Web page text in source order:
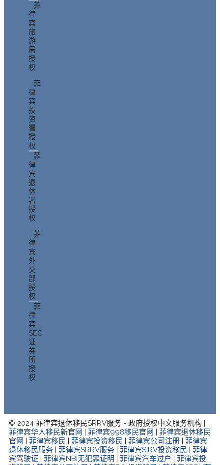
菲
律
宾
旅
游
局
授
权
菲
律
宾
投
资
署
授
权
菲
律
宾
退
休
署
授
权
菲
律
宾
外
交
部
授
权
菲
律
宾
SEC
证
券
所
授
权
© 2024 菲律宾退休移民SRRV服务 - 政府授权中文服务机构 |
菲律宾华人移民新官网 | 菲律宾998移民官网 | 菲律宾退休移民
官网 | 菲律宾移民 | 菲律宾投资移民 | 菲律宾公司注册 | 菲律宾
退休移民服务 | 菲律宾SRRV服务 | 菲律宾SIRV投资移民 | 菲律
宾驾驶证 | 菲律宾NBI无犯罪证明 | 菲律宾汽车过户 | 菲律宾投